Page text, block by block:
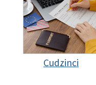
Cudzinci